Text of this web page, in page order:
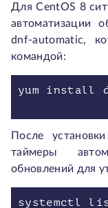
Для CentOS 8
автоматизации
dnf-automatic,
командой:
После
таймеры
обновлений для